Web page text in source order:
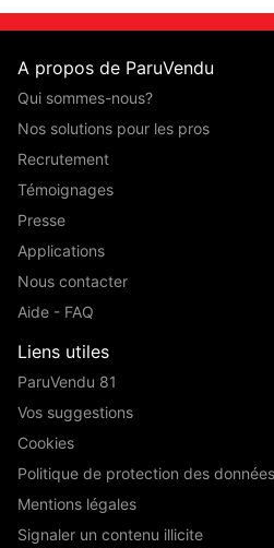
A propos de ParuVendu
Qui sommes-nous?
Nos solutions pour les pros
Recrutement
Témoignages
Presse
Applications
Nous contacter
Aide - FAQ
Liens utiles
ParuVendu 81
Vos suggestions
Cookies
Politique de protection des
Mentions légales
Signaler un contenu illicite